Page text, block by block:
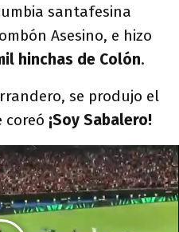
santafesina
Asesino, e hizo
hinchas de Colón.
se produjo el
coreó ¡Soy Sabalero!